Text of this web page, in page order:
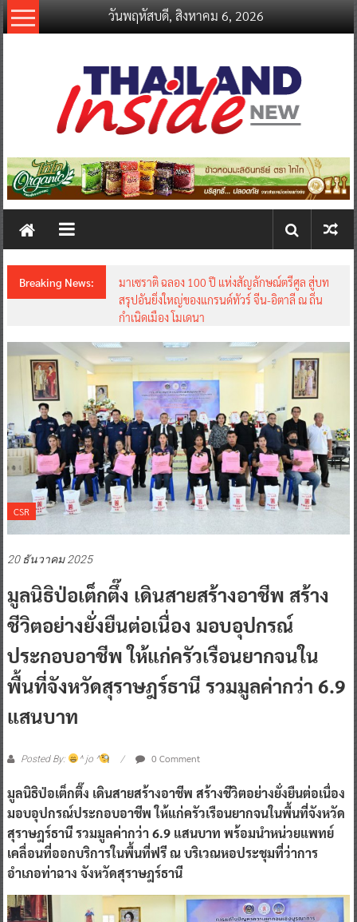
Skip
to
วันพฤหัสบดี, สิงหาคม 6, 2026
thailandinsidenew.com
Thailand
New
Breaking News:
มาเซราติ ฉลอง 100 ปี แห่งสัญลักษณ์ตรีศูล สู่บท
สรุปอันยิ่งใหญ่ของแกรนด์ทัวร์ จีน-อิตาลี ณ ถิ่น
กำเนิดเมือง โมเดนา
CSR
20 ธันวาคม 2025
มูลนิธิป่อเต็กตึ๊ง เดินสายสร้างอาชีพ สร้าง
ชีวิตอย่างยั่งยืนต่อเนื่อง มอบอุปกรณ์
ประกอบอาชีพ ให้แก่ครัวเรือนยากจนใน
พื้นที่จังหวัดสุราษฎร์ธานี รวมมูลค่ากว่า 6.9
แสนบาท
Posted By: ^ jo ^ 0 Comment
มูลนิธิป่อเต็กตึ๊ง เดินสายสร้างอาชีพ สร้างชีวิตอย่างยั่งยืนต่อเนื่อง
มอบอุปกรณ์ประกอบอาชีพ ให้แก่ครัวเรือนยากจนในพื้นที่จังหวัด
สุราษฎร์ธานี รวมมูลค่ากว่า 6.9 แสนบาท พร้อมนำหน่วยแพทย์
เคลื่อนที่ออกบริการในพื้นที่ฟรี ณ บริเวณหอประชุมที่ว่าการ
อำเภอท่าฉาง จังหวัดสุราษฎร์ธานี